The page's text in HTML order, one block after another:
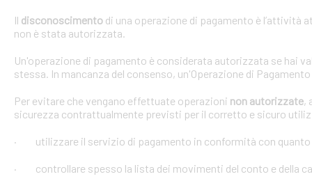
Il disconoscimento di una operazione di pagamento è l’attività
non è stata autorizzata.
Un'operazione di pagamento è considerata autorizzata se hai
stessa. In mancanza del consenso, un'Operazione di
Per evitare che vengano effettuate operazioni non autorizzate,
sicurezza contrattualmente previsti per il corretto e sicuro
· utilizzare il servizio di pagamento in conformità con
· controllare spesso la lista dei movimenti del conto e della